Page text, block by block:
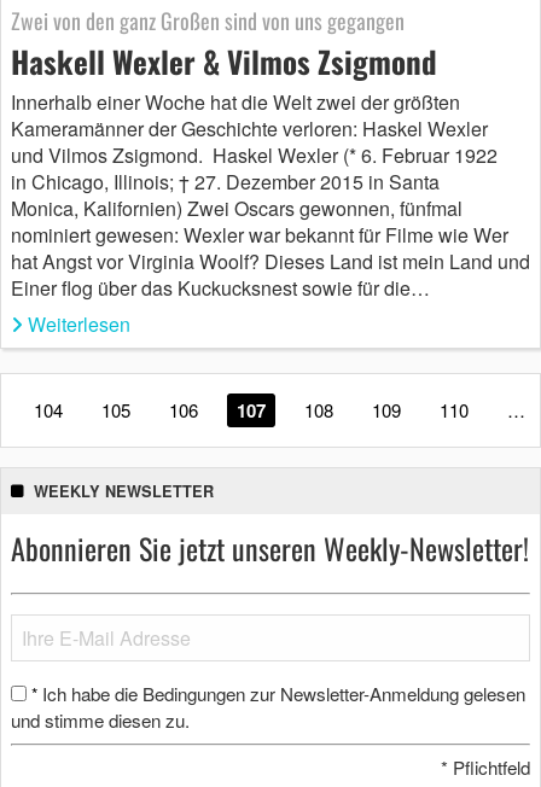
Zwei von den ganz Großen sind von uns gegangen
Haskell Wexler & Vilmos Zsigmond
Innerhalb einer Woche hat die Welt zwei der größten
Kameramänner der Geschichte verloren: Haskel Wexler
und Vilmos Zsigmond. Haskel Wexler (* 6. Februar 1922
in Chicago, Illinois; † 27. Dezember 2015 in Santa
Monica, Kalifornien) Zwei Oscars gewonnen, fünfmal
nominiert gewesen: Wexler war bekannt für Filme wie Wer
hat Angst vor Virginia Woolf? Dieses Land ist mein Land und
Einer flog über das Kuckucksnest sowie für die…
Weiterlesen
104 105 106 107 108 109 110 …
WEEKLY NEWSLETTER
Abonnieren Sie jetzt unseren Weekly-Newsletter!
* Ich habe die Bedingungen zur Newsletter-Anmeldung gelesen
und stimme diesen zu.
* Pflichtfeld